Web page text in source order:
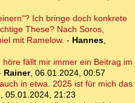
Ich bringe doch konkrete
These? Nach Soros,
mit Ramelow. - Hannes,
höre fällt mir immer ein Beitrag im
Rainer, 06.01.2024, 00:57
in etwa. 2025 ist für mich das
, 05.01.2024, 21:23